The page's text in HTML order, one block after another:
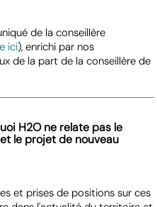
de la conseillère
ici), enrichi par nos
de la part de la conseillère de
H2O ne relate pas le
le projet de nouveau
et prises de positions sur ces